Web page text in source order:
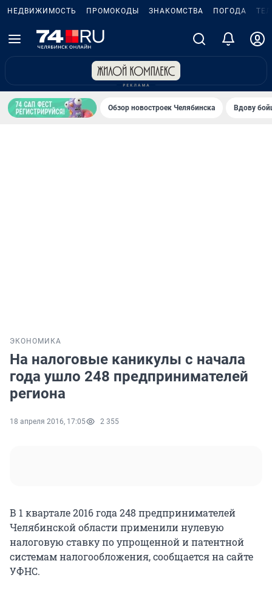
НЕДВИЖИМОСТЬ ПРОМОКОДЫ ЗНАКОМСТВА ПОГОДА
Обзор новостроек Челябинска Вдову
ЭКОНОМИКА
На налоговые каникулы с начала
года ушло 248 предпринимателей
региона
18 апреля 2016, 17:05 2 355
В 1 квартале 2016 года 248 предпринимателей
Челябинской области применили нулевую
налоговую ставку по упрощенной и патентной
системам налогообложения, сообщается на сайте
УФНС.